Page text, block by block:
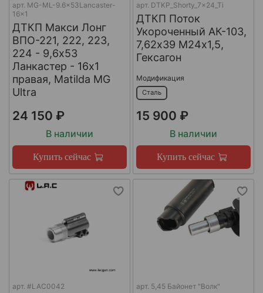
арт. MG-ML-9.6x53Lancaster-
16x1
ДТКП Макси Лонг
ВПО-221, 222, 223,
224 - 9,6x53
Ланкастер - 16x1
правая, Matilda MG
Ultra
24 150 ₽
В наличии
Купить сейчас
арт. DTKP_Shorty_7x24_Ti
ДТКП Поток
Укороченный АК-103,
7,62х39 М24х1,5,
Гексагон
Модификация
Сталь
15 900 ₽
В наличии
Купить сейчас
арт. #LAC0042 арт. 5,45 Байонет "Волк"